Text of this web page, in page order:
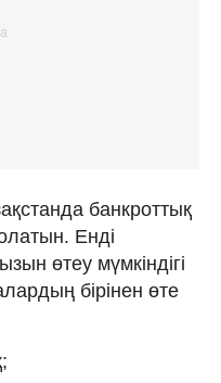
банкроттық
Енді
өтеу мүмкіндігі
бірінен өте